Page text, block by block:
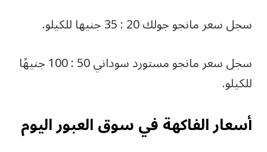
سجل سعر مانجو جولك 20 : 35 جنيها للكيلو.
سجل سعر مانجو مستورد سوداني 50 : 100 جنيهًا
للكيلو.
أسعار الفاكهة في سوق العبور اليوم